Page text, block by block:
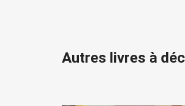
Autres livres à